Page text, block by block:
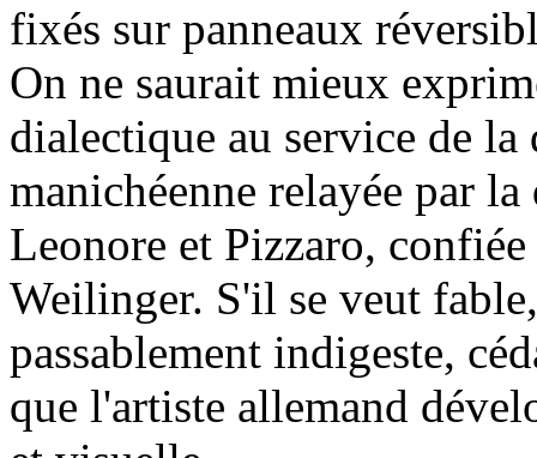
fixés sur panneaux
On ne saurait mieux
dialectique au service de
manichéenne relayée par
Leonore et Pizzaro,
Weilinger. S'il se veut
passablement indigeste,
que l'artiste allemand